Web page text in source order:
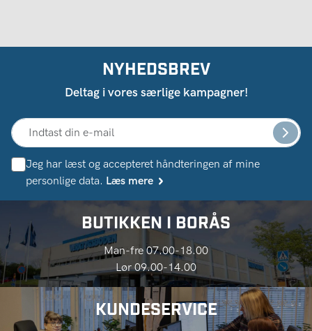
NYHEDSBREV
Deltag i vores særlige kampagner!
Jeg har læst og accepteret håndteringen af ​​mine
personlige data. Læs mere
BUTIKKEN I BORÅS
Man-fre 07.00-18.00
Lør 09.00-14.00
KUNDESERVICE